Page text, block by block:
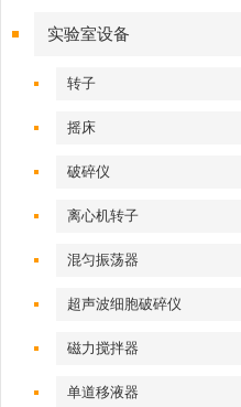
实验室设备
转子
摇床
破碎仪
离心机转子
混匀振荡器
超声波细胞破碎仪
磁力搅拌器
单道移液器